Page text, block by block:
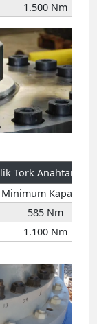
1.500 Nm
Tork Anahtarları
Minimum Kapasite
585 Nm
1.100 Nm